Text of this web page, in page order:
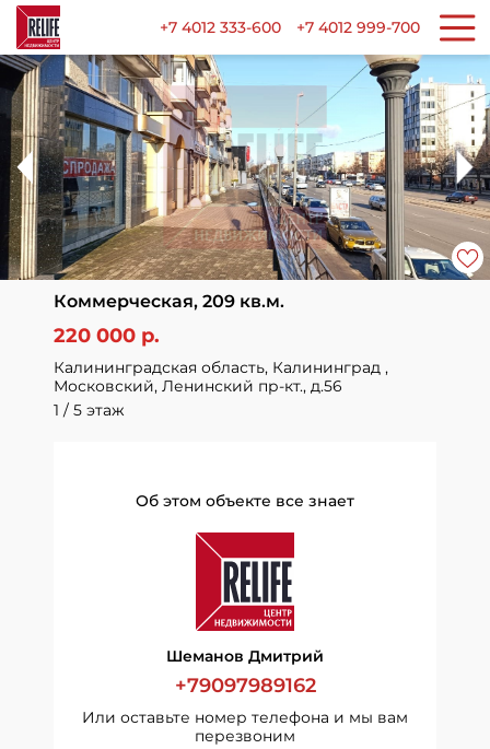
+7 4012 333-600 +7 4012 999-700
Коммерческая, 209 кв.м.
220 000 р.
Калининградская область, Калининград ,
Московский, Ленинский пр-кт., д.56
1 / 5 этаж
Об этом объекте все знает
Шеманов Дмитрий
+79097989162
Или оставьте номер телефона и мы вам
перезвоним